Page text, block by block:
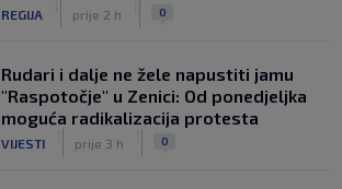
REGIJA prije 2 h 0
Rudari i dalje ne žele napustiti jamu
"Raspotočje" u Zenici: Od ponedjeljka
moguća radikalizacija protesta
VIJESTI prije 3 h 0